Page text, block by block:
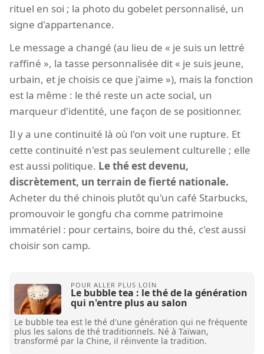
rituel en soi ; la photo du gobelet personnalisé, un
signe d'appartenance.
Le message a changé (au lieu de « je suis un lettré
raffiné », la tasse personnalisée dit « je suis jeune,
urbain, et je choisis ce que j'aime »), mais la fonction
est la même : le thé reste un acte social, un
marqueur d'identité, une façon de se positionner.
Il y a une continuité là où l'on voit une rupture. Et
cette continuité n'est pas seulement culturelle ; elle
est aussi politique. Le thé est devenu,
discrètement, un terrain de fierté nationale.
Acheter du thé chinois plutôt qu'un café Starbucks,
promouvoir le gongfu cha comme patrimoine
immatériel : pour certains, boire du thé, c'est aussi
choisir son camp.
Le bubble tea : le thé de la génération
qui n'entre plus au salon
Le bubble tea est le thé d'une génération qui ne fréquente
plus les salons de thé traditionnels. Né à Taïwan,
transformé par la Chine, il réinvente la tradition.